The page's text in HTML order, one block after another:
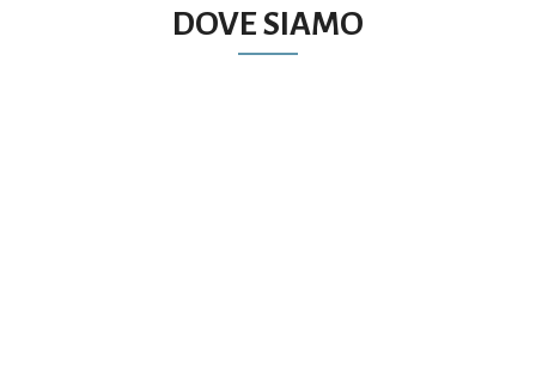
DOVE SIAMO